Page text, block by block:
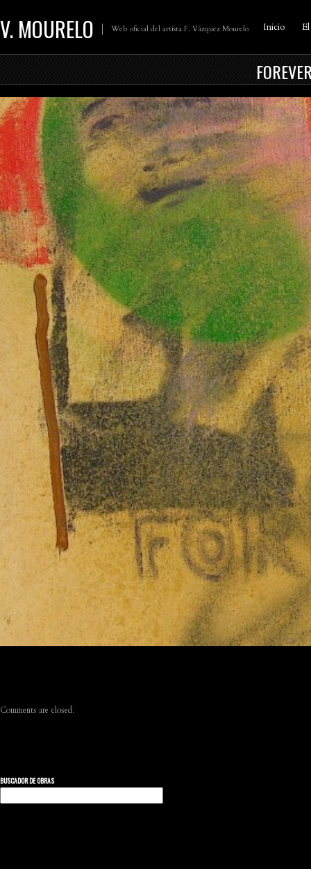
V. MOURELO Web oficial del artista F. Vázquez Mourelo Inicio
Comments are closed.
BUSCADOR DE OBRAS